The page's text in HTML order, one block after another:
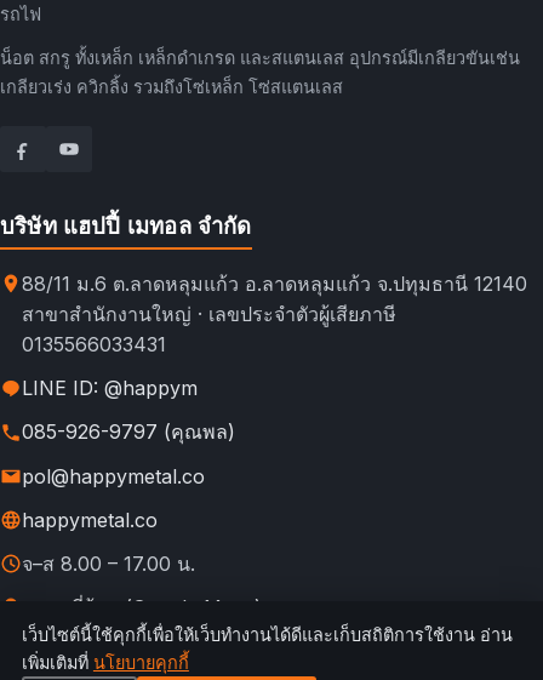
รถไฟ
น็อต สกรู ทั้งเหล็ก เหล็กดำเกรด และสแตนเลส อุปกรณ์มีเกลียวขันเช่น
เกลียวเร่ง ควิกลิ้ง รวมถึงโซ่เหล็ก โซ่สแตนเลส
บริษัท แฮปปี้ เมทอล จำกัด
88/11 ม.6 ต.ลาดหลุมแก้ว อ.ลาดหลุมแก้ว จ.ปทุมธานี 12140
สาขาสำนักงานใหญ่ · เลขประจำตัวผู้เสียภาษี
0135566033431
LINE ID: @happym
085-926-9797 (คุณพล)
pol@happymetal.co
happymetal.co
จ–ส 8.00 – 17.00 น.
ดูแผนที่ร้าน (Google Maps)
© 2026 happymetal.co. All rights reserved.
กฎการใช้งาน &
เว็บไซต์นี้ใช้คุกกี้เพื่อให้เว็บทำงานได้ดีและเก็บสถิติการใช้งาน อ่าน
เพิ่มเติมที่ นโยบายคุกกี้